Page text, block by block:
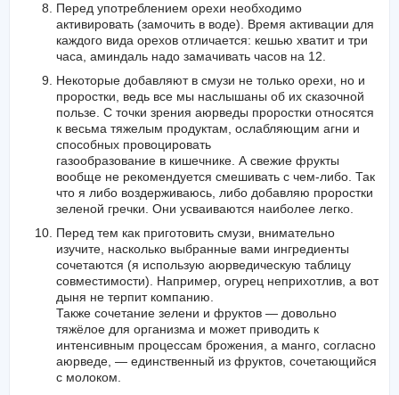
Перед употреблением орехи необходимо
активировать (замочить в воде). Время активации для
каждого вида орехов отличается: кешью хватит и три
часа, аминдаль надо замачивать часов на 12.
Некоторые добавляют в смузи не только орехи, но и
проростки, ведь все мы наслышаны об их сказочной
пользе. С точки зрения аюрведы проростки относятся
к весьма тяжелым продуктам, ослабляющим агни и
способных провоцировать
газообразование в кишечнике. А свежие фрукты
вообще не рекомендуется смешивать с чем-либо. Так
что я либо воздерживаюсь, либо добавляю проростки
зеленой гречки. Они усваиваются наиболее легко.
Перед тем как приготовить смузи, внимательно
изучите, насколько выбранные вами ингредиенты
сочетаются (я использую аюрведическую таблицу
совместимости). Например, огурец неприхотлив, а вот
дыня не терпит компанию.
Также сочетание зелени и фруктов — довольно
тяжёлое для организма и может приводить к
интенсивным процессам брожения, а манго, согласно
аюрведе, — единственный из фруктов, сочетающийся
с молоком.